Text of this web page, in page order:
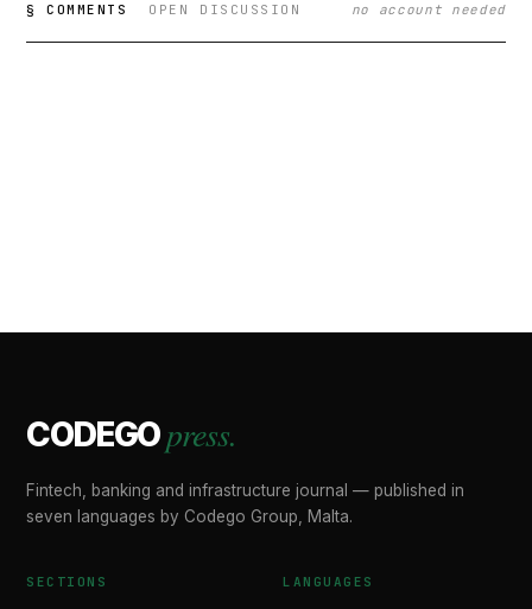
§ COMMENTS OPEN DISCUSSION no account needed
CODEGOpress.
Fintech, banking and infrastructure journal — published in
seven languages by Codego Group, Malta.
SECTIONS LANGUAGES